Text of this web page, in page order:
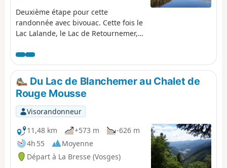
Deuxième étape pour cette
randonnée avec bivouac. Cette fois le
Lac Lalande, le Lac de Retournemer,
Cascade de Retournemer seront sur
votre parcours pour vous faire
découvrir de magnifiques couleurs.
Du Lac de Blanchemer au Chalet de
Rouge Mousse
Visorandonneur
11,48 km
+573 m
-626 m
4h 55
Moyenne
Départ à La Bresse (Vosges)